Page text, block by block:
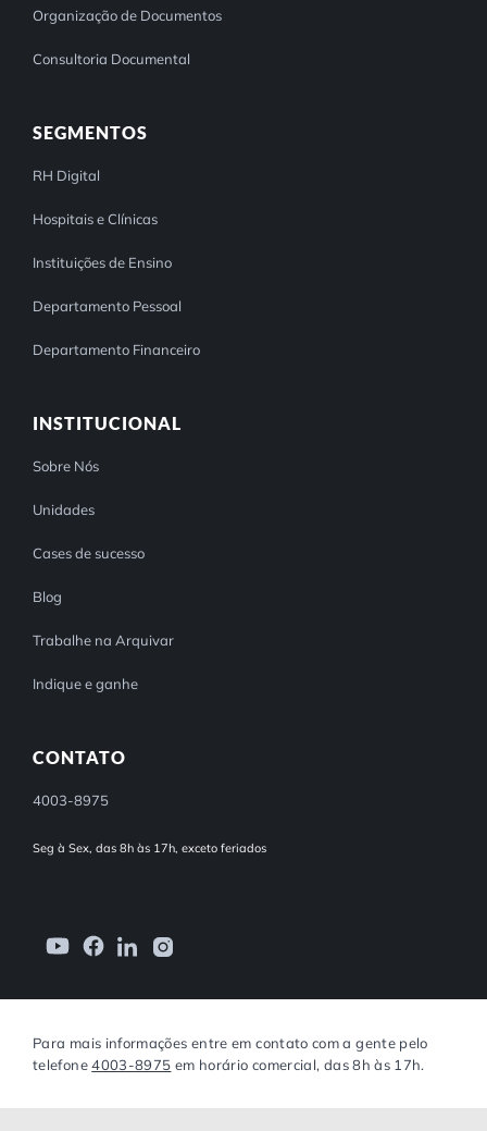
Organização de Documentos
Consultoria Documental
SEGMENTOS
RH Digital
Hospitais e Clínicas
Instituições de Ensino
Departamento Pessoal
Departamento Financeiro
INSTITUCIONAL
Sobre Nós
Unidades
Cases de sucesso
Blog
Trabalhe na Arquivar
Indique e ganhe
CONTATO
4003-8975
Seg à Sex, das 8h às 17h, exceto feriados
Para mais informações entre em contato com a gente pelo
telefone4003-8975 em horário comercial, das 8h às 17h.